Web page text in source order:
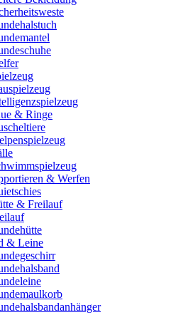
& Ringe
& Werfen
& Freilauf
& Leine